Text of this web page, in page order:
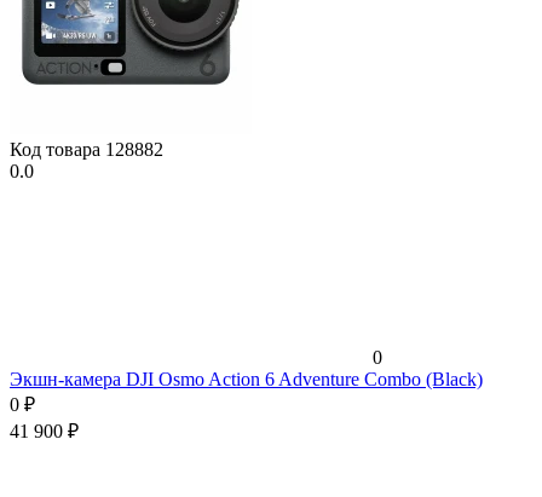
Код товара 128882
0.0
0
Экшн-камера DJI Osmo Action 6 Adventure Combo (Black)
0 ₽
41 900 ₽